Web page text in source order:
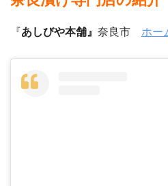
『あしびや本舗』 奈良市 ホー